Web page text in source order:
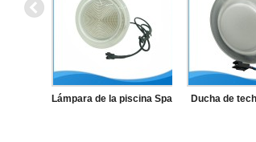
Lámpara de la piscina Spa Ducha de